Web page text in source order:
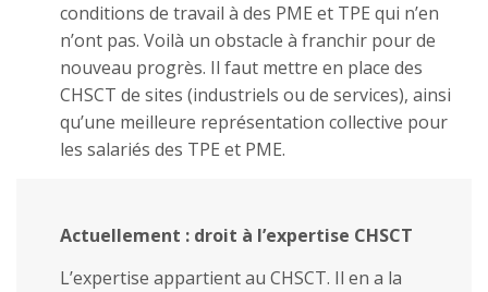
conditions de travail à des PME et TPE qui n’en
n’ont pas. Voilà un obstacle à franchir pour de
nouveau progrès. Il faut mettre en place des
CHSCT de sites (industriels ou de services), ainsi
qu’une meilleure représentation collective pour
les salariés des TPE et PME.
Actuellement : droit à l’expertise CHSCT
L’expertise appartient au CHSCT. Il en a la